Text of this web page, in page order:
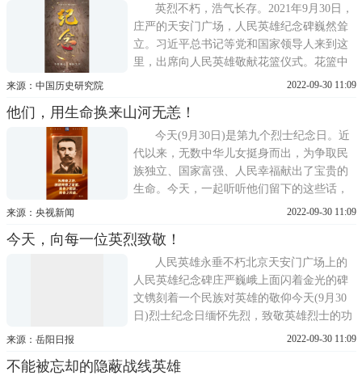
英烈不朽，浩气长存。2021年9月30日，
庄严的天安门广场，人民英雄纪念碑巍然耸
立。习近平总书记等党和国家领导人来到这
里，出席向人民英雄敬献花篮仪式。花篮中
鲜艳挺拔、芬芳吐蕊的花朵，寄托着人们对
书记迈步上前，仔细整理花篮绸带。随后，
缓步绕行，瞻仰人民英雄纪念碑。中国人民
解放军军乐团奏响悠扬的旋
来源：中国历史研究院 2022-09-30 11:09
他们，用生命换来山河无恙！
今天(9月30日)是第九个烈士纪念日。近
代以来，无数中华儿女挺身而出，为争取民
族独立、国家富强、人民幸福献出了宝贵的
生命。今天，一起听听他们留下的这些话，
重温他们的决绝坚毅，他们的柔肠铁骨，他
来源：央视新闻 2022-09-30 11:09
今天，向每一位英烈致敬！
人民英雄永垂不朽北京天安门广场上的
人民英雄纪念碑庄严巍峨上面闪着金光的碑
文镌刻着一个民族对英雄的敬仰今天(9月30
日)烈士纪念日缅怀先烈，致敬英雄烈士的功
勋彪炳史册英雄的精神永垂不朽我们永远铭
用生命照亮来路冰天雪地、弹尽粮绝的情况
来源：岳阳日报 2022-09-30 11:09
不能被忘却的隐蔽战线英雄